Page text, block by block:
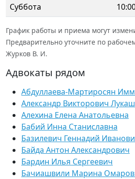
Суббота
График работы и приема могут
Предварительно уточните по
Журков В. И.
Адвокаты рядом
Абдуллаева-Мартиросян
Александр Викторович
Алехина Елена Анатольевна
Бабий Инна Станиславна
Базилевич Геннадий
Байда Антон Александрович
Бардин Илья Сергеевич
Бачиашвили Марина